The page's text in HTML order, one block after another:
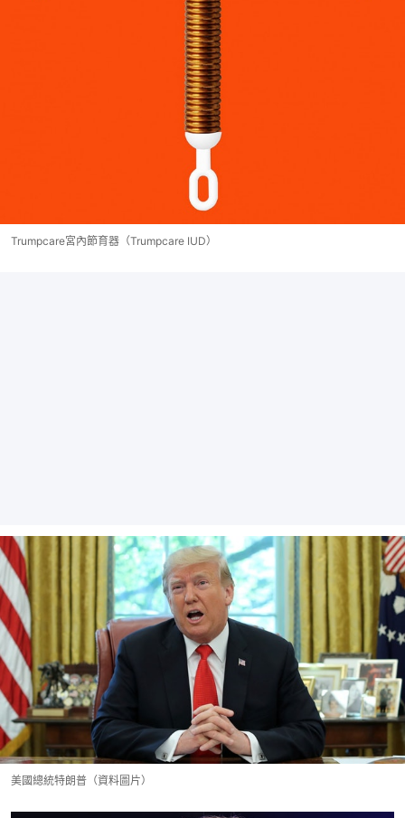
Trumpcare宮內節育器（Trumpcare IUD）
美國總統特朗普（資料圖片）